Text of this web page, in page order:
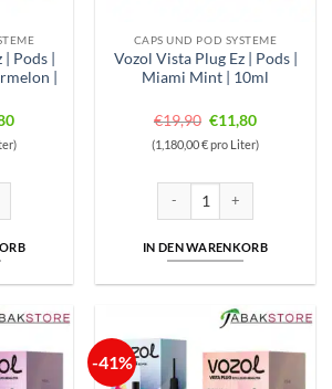
Pods |
|
Aktueller
Preis
CAPS UND POD SYSTEME
Vozol Vista Plug Ez | Pods |
Miami Mint | 10ml
€19,90 Ursprünglicher
Preis
€19,90
€11,80Aktueller
Preis
(1,180,00 € pro Liter)
IN DEN WARENKORB
-41%